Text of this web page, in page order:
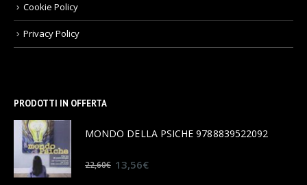
Cookie Policy
Privacy Policy
PRODOTTI IN OFFERTA
MONDO DELLA PSICHE 9788839522092
22,60€ 13,56€